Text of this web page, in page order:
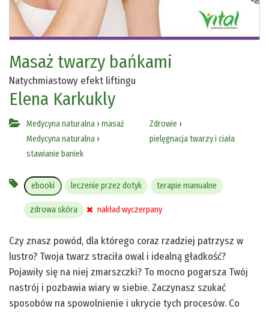
Masaż twarzy bańkami
Natychmiastowy efekt liftingu
Elena Karkukly
Medycyna naturalna › masaż
Medycyna naturalna ›
stawianie baniek
Zdrowie ›
pielęgnacja twarzy i ciała
ebooki leczenie przez dotyk terapie manualne
zdrowa skóra nakład wyczerpany
Czy znasz powód, dla którego coraz rzadziej patrzysz w
lustro? Twoja twarz straciła owal i idealną gładkość?
Pojawiły się na niej zmarszczki? To mocno pogarsza Twój
nastrój i pozbawia wiary w siebie. Zaczynasz szukać
sposobów na spowolnienie i ukrycie tych procesów. Co